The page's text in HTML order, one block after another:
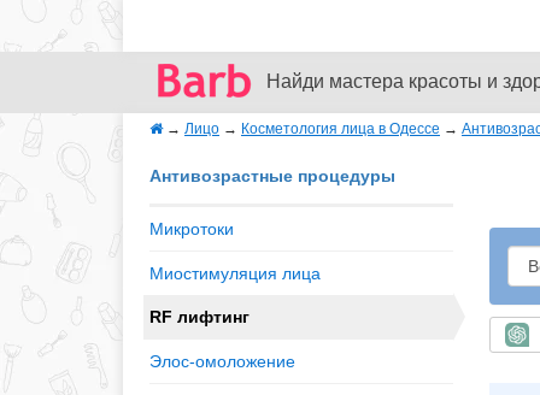
Найди мастера красоты и
→ Лицо → Косметология лица в Одессе →
Антивозрастные процедуры
Микротоки
Миостимуляция лица
RF лифтинг
Элос-омоложение